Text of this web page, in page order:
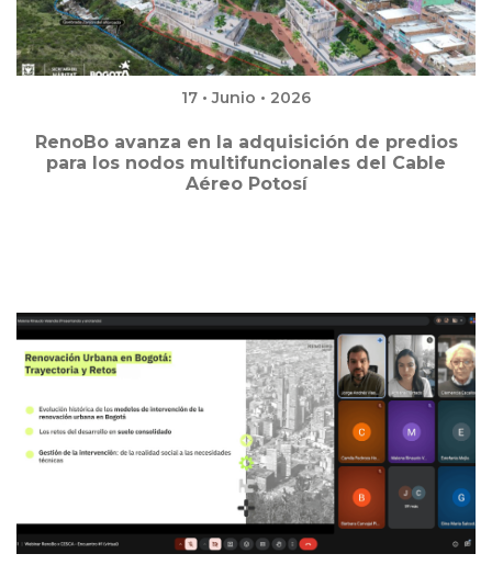
17 • Junio • 2026
RenoBo avanza en la adquisición de predios
para los nodos multifuncionales del Cable
Aéreo Potosí